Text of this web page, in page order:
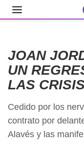
JOAN
UN
LAS
Cedido por los
contrato por
Alavés y las